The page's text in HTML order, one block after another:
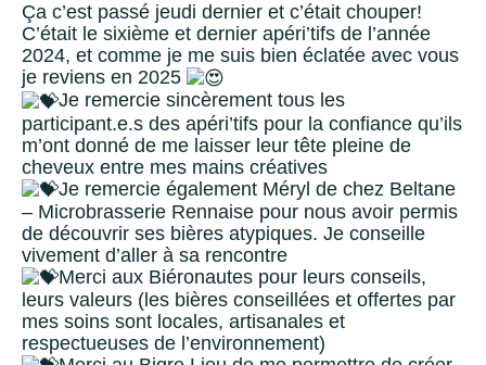
Ça c’est passé jeudi dernier et c’était chouper!
C’était le sixième et dernier apéri’tifs de l’année
2024, et comme je me suis bien éclatée avec vous
je reviens en 2025
Je remercie sincèrement tous les
participant.e.s des apéri’tifs pour la confiance qu’ils
m’ont donné de me laisser leur tête pleine de
cheveux entre mes mains créatives
Je remercie également Méryl de chez Beltane
– Microbrasserie Rennaise pour nous avoir permis
de découvrir ses bières atypiques. Je conseille
vivement d’aller à sa rencontre
Merci aux Biéronautes pour leurs conseils,
leurs valeurs (les bières conseillées et offertes par
mes soins sont locales, artisanales et
respectueuses de l’environnement)